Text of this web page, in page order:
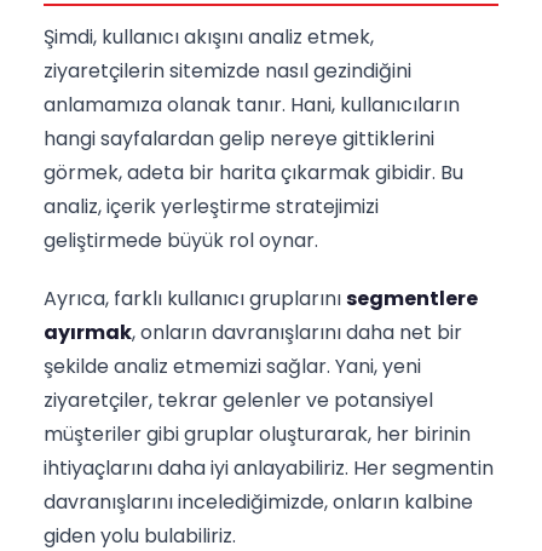
Şimdi, kullanıcı akışını analiz etmek,
ziyaretçilerin sitemizde nasıl gezindiğini
anlamamıza olanak tanır. Hani, kullanıcıların
hangi sayfalardan gelip nereye gittiklerini
görmek, adeta bir harita çıkarmak gibidir. Bu
analiz, içerik yerleştirme stratejimizi
geliştirmede büyük rol oynar.
Ayrıca, farklı kullanıcı gruplarınısegmentlere
ayırmak, onların davranışlarını daha net bir
şekilde analiz etmemizi sağlar. Yani, yeni
ziyaretçiler, tekrar gelenler ve potansiyel
müşteriler gibi gruplar oluşturarak, her birinin
ihtiyaçlarını daha iyi anlayabiliriz. Her segmentin
davranışlarını incelediğimizde, onların kalbine
giden yolu bulabiliriz.